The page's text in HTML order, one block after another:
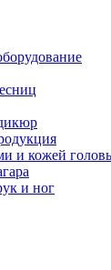
и кожей
и ног